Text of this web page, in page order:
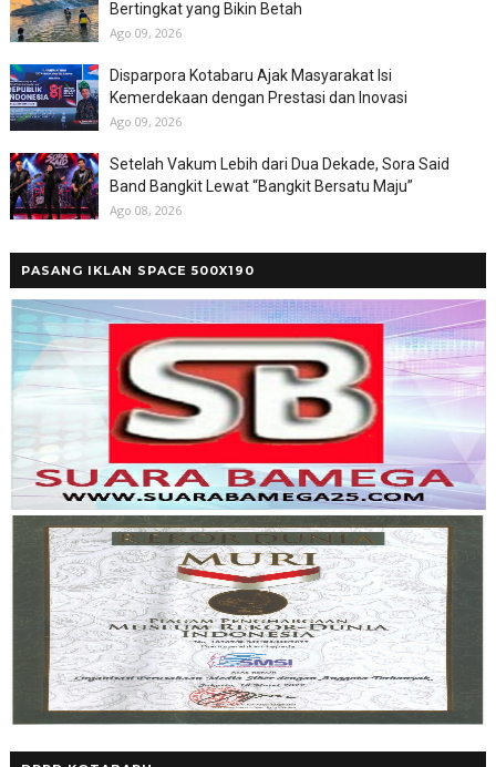
Bertingkat yang Bikin Betah
Ago 09, 2026
Disparpora Kotabaru Ajak Masyarakat Isi
Kemerdekaan dengan Prestasi dan Inovasi
Ago 09, 2026
Setelah Vakum Lebih dari Dua Dekade, Sora Said
Band Bangkit Lewat “Bangkit Bersatu Maju”
Ago 08, 2026
PASANG IKLAN SPACE 500X190